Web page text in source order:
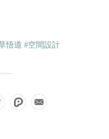
悟道 #空間設計